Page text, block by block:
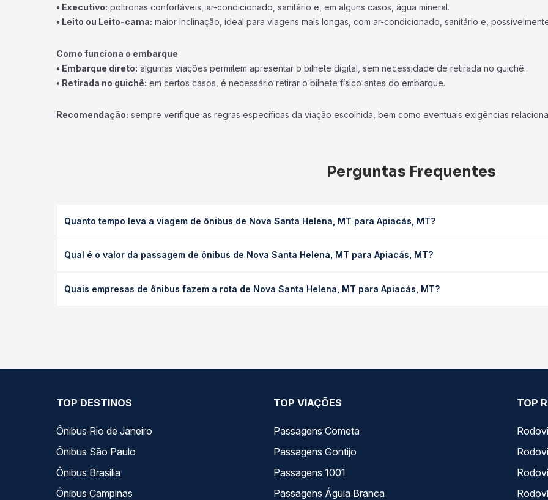
• Executivo: poltronas confortáveis, ar-condicionado, sanitário e, em alguns casos, água mineral.
• Leito ou Leito-cama: maior inclinação, ideal para viagens mais longas, com ar-condicionado, sanitário e,
Como funciona o embarque
• Embarque direto: algumas viações permitem apresentar o bilhete digital, sem necessidade de retirada no guichê.
• Retirada no guichê: em certos casos, é necessário retirar o bilhete físico antes do embarque.
Recomendação: sempre verifique as regras específicas da viação escolhida, bem como eventuais exigências
Perguntas Frequentes
Quanto tempo leva a viagem de ônibus de Nova Santa Helena, MT para Apiacás, MT?
ou leito) e as condições de tráfego. Na Quero Passagem você consulta os horários disponíveis e vê a duração exata
Qual é o valor da passagem de ônibus de Nova Santa Helena, MT para Apiacás, MT?
poltrona e a antecedência da compra. Na Quero Passagem você compara os preços de todas as viações em tempo
Quais empresas de ônibus fazem a rota de Nova Santa Helena, MT para Apiacás, MT?
TOP DESTINOS
Ônibus Rio de Janeiro
Ônibus São Paulo
Ônibus Brasília
Ônibus Campinas
TOP VIAÇÕES
Passagens Cometa
Passagens Gontijo
Passagens 1001
Passagens Águia Branca
TOP